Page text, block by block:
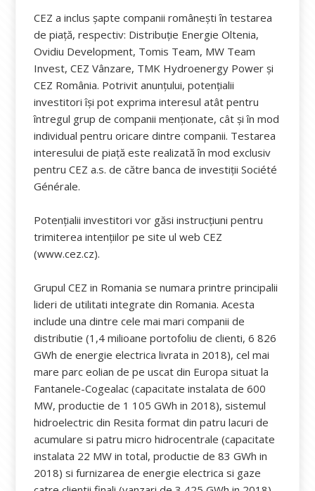
CEZ a inclus șapte companii românești în testarea
de piață, respectiv: Distribuție Energie Oltenia,
Ovidiu Development, Tomis Team, MW Team
Invest, CEZ Vânzare, TMK Hydroenergy Power și
CEZ România. Potrivit anunțului, potențialii
investitori își pot exprima interesul atât pentru
întregul grup de companii menționate, cât și în mod
individual pentru oricare dintre companii. Testarea
interesului de piață este realizată în mod exclusiv
pentru CEZ a.s. de către banca de investiții Société
Générale.
Potențialii investitori vor găsi instrucțiuni pentru
trimiterea intențiilor pe site ul web CEZ
(www.cez.cz).
Grupul CEZ in Romania se numara printre principalii
lideri de utilitati integrate din Romania. Acesta
include una dintre cele mai mari companii de
distributie (1,4 milioane portofoliu de clienti, 6 826
GWh de energie electrica livrata in 2018), cel mai
mare parc eolian de pe uscat din Europa situat la
Fantanele-Cogealac (capacitate instalata de 600
MW, productie de 1 105 GWh in 2018), sistemul
hidroelectric din Resita format din patru lacuri de
acumulare si patru micro hidrocentrale (capacitate
instalata 22 MW in total, productie de 83 GWh in
2018) si furnizarea de energie electrica si gaze